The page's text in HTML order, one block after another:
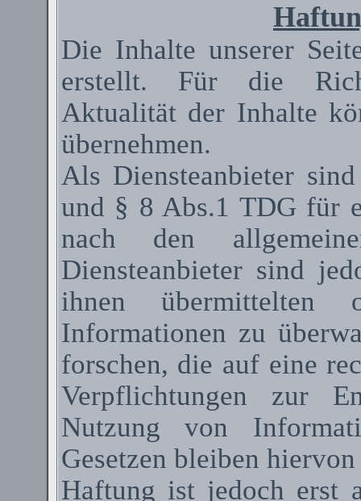
Die Inhalte unserer
erstellt. Für die
Aktualität der Inhalte
übernehmen.
Als Diensteanbieter
und § 8 Abs.1 TDG für
nach den
Diensteanbietersind
ihnen übermittelten
Informationen zu
forschen, die auf eine
Verpflichtungen zur
Nutzung von
Gesetzen bleiben
Haftung ist jedoch erst